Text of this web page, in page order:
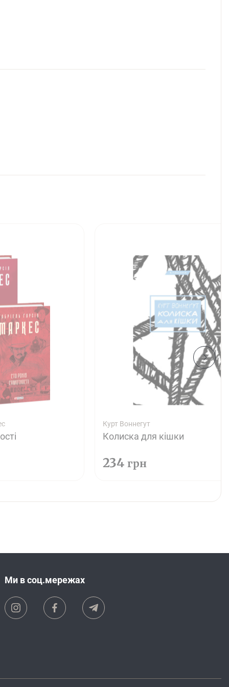
Курт Воннегут
Колиска для кішки
234 грн
Ми в соц.мережах